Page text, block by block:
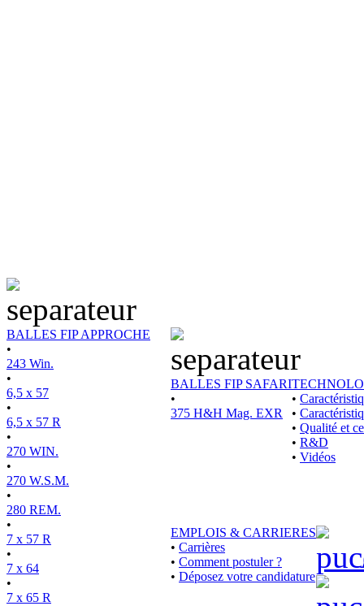
BALLES FIP APPROCHE
•
243 Win.
•
6,5 x 57
•
6,5 x 57 R
•
270 WIN.
•
270 W.S.M.
•
280 REM.
•
7 x 57 R
•
7 x 64
•
7 x 65 R
BALLES FIP SAFARI
•
375 H&H Mag. EXR
•
•
• Qualité et
• R&D
• Vidéos
EMPLOIS & CARRIERES
• Carrières
• Comment postuler ?
• Déposez votre candidature